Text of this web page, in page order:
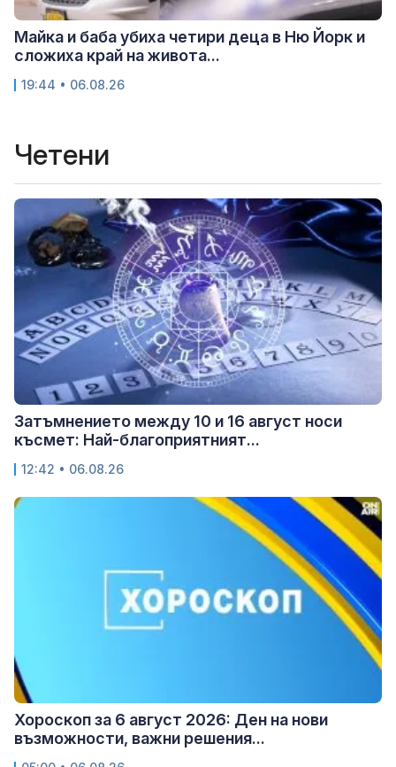
Майка и баба убиха четири деца в Ню Йорк и
сложиха край на живота...
19:44 • 06.08.26
Четени
Затъмнението между 10 и 16 август носи
късмет: Най-благоприятният...
12:42 • 06.08.26
Хороскоп за 6 август 2026: Ден на нови
възможности, важни решения...